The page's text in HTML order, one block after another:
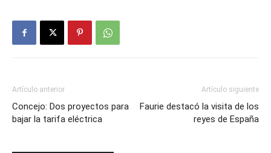
Artículo anterior
Concejo: Dos proyectos para
bajar la tarifa eléctrica
Artículo siguiente
Faurie destacó la visita de los
reyes de España